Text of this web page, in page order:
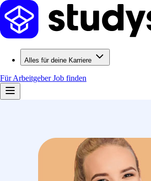
Alles für deine Karriere
Für ArbeitgeberJob finden